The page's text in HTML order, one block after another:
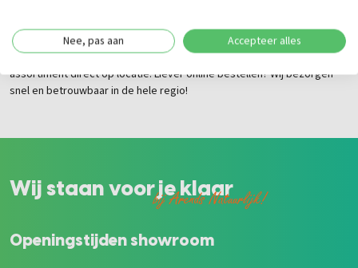
hoogwaardige Douglas regels en ander tuinhout. Kom langs in onze
winkel in Kesteren voor persoonlijk advies en bekijk ons ruime
assortiment direct op locatie. Liever online bestellen? Wij bezorgen
snel en betrouwbaar in de hele regio!
Wij staan voor je klaar
bij Arends Natuurlijk!
Openingstijden showroom
Nee, pas aan Accepteer alles